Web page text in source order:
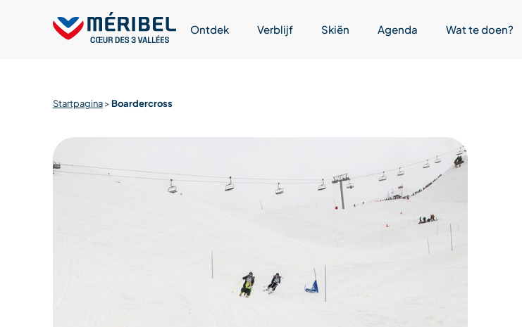
Ontdek Verblijf Skiën Agenda Wat te doen?
Startpagina> Boardercross